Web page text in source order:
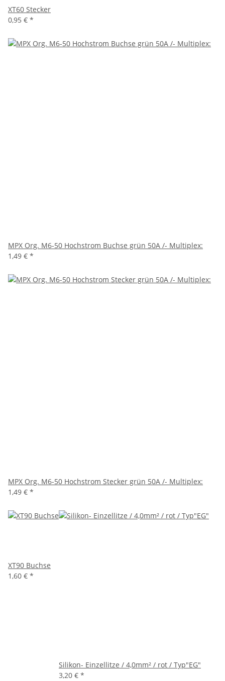
XT60 Stecker
0,95 € *
MPX Org. M6-50 Hochstrom Buchse grün 50A /- Multiplex:
1,49 € *
MPX Org. M6-50 Hochstrom Stecker grün 50A /- Multiplex:
1,49 € *
XT90 Buchse
1,60 € *
Silikon- Einzellitze / 4,0mm² / rot / Typ"EG"
3,20 € *